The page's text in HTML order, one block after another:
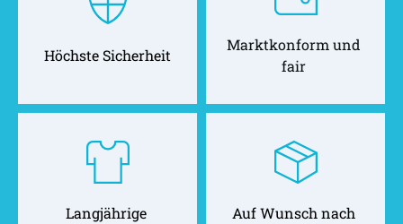
Höchste Sicherheit
Marktkonform und
fair
Langjährige
Auf Wunsch nach